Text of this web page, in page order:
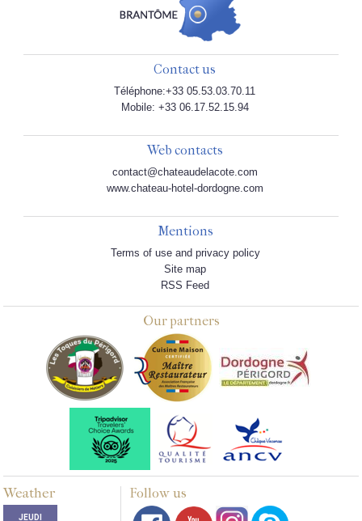
Contact us
Téléphone:+33 05.53.03.70.11
Mobile: +33 06.17.52.15.94
Web contacts
contact@chateaudelacote.com
www.chateau-hotel-dordogne.com
Mentions
Terms of use and privacy policy
Site map
RSS Feed
Our partners
Weather Follow us